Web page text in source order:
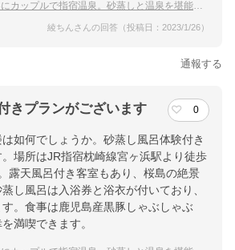
カップルで指宿温泉。砂蒸しと温泉を堪能したいので露天風呂付客室に泊まりたい
綾ちんさんの回答（投稿日：2023/1/26）
通報する
きプランがございます 0
如何でしょうか。砂蒸し風呂体験付き
場所はJR指宿枕崎線宮ヶ浜駅より徒歩
露天風呂付き客室もあり、桜島の絶景
し風呂は入浴券と浴衣が付いており、
。食事は鹿児島産黒豚しゃぶしゃぶ
満喫できます。